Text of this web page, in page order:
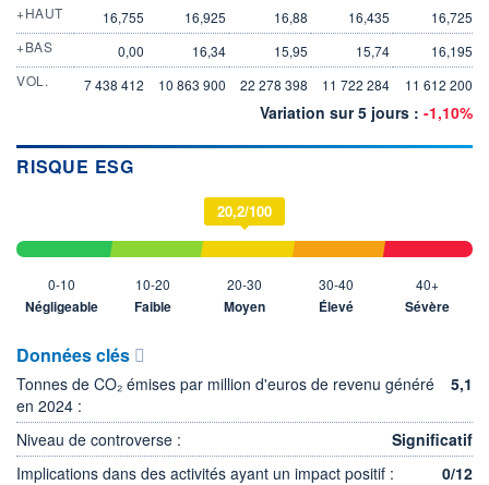
+HAUT
16,755 16,925 16,88 16,435
16,725
+BAS
0,00 16,34 15,95 15,74
16,195
VOL.
7 438 412 10 863 900 22 278 398 11 722 284 11 612 200
Variation sur 5 jours : -1,10%
RISQUE ESG
0-10
Négligeable
10-20
Faible
20,2/100
20-30
Moyen
30-40
Élevé
40+
Sévère
Données clés
Tonnes de CO₂ émises par million d'euros de revenu généré
en 2024 :
5,1
Niveau de controverse :
Significatif
Implications dans des activités ayant un impact positif :
0/12